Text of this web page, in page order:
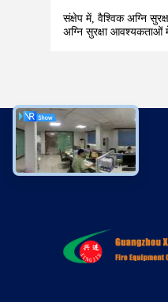
संक्षेप में, वैश्विक अग्नि
अग्नि सुरक्षा